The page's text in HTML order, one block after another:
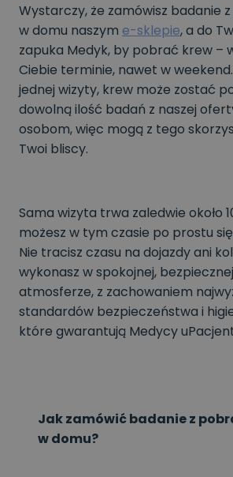
Wystarczy, że zamówisz badanie
w domu naszym e-sklepie, a do
zapuka Medyk, by pobrać krew –
Ciebie terminie, nawet w
jednej wizyty, krew może zostać
dowolną ilość badań z naszej
osobom, więc mogą z tego
Twoi bliscy.
Sama wizyta trwa zaledwie około
możesz w tym czasie po prostu
Nie tracisz czasu na dojazdy ani
wykonasz w spokojnej,
atmosferze, z zachowaniem
standardów bezpieczeństwa i
które gwarantują Medycy
Jak zamówić badanie z
w domu?